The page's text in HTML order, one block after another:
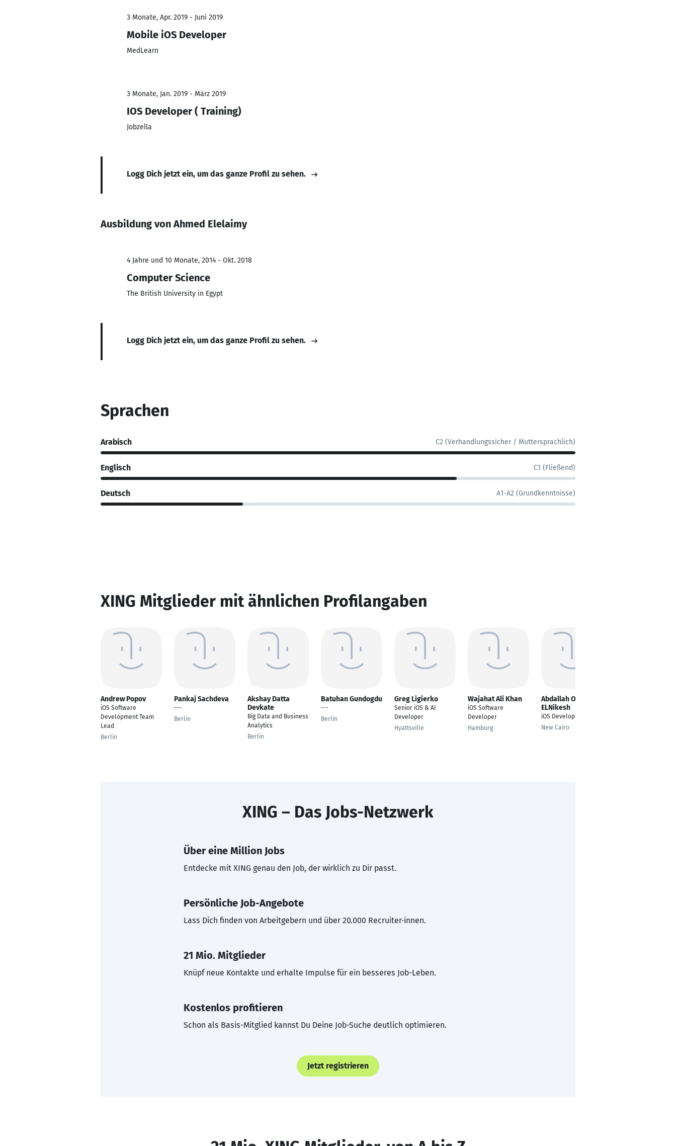
3 Monate, Apr. 2019 - Juni 2019
Mobile iOS Developer
MedLearn
3 Monate, Jan. 2019 - März 2019
IOS Developer ( Training)
Jobzella
Logg Dich jetzt ein, um das ganze Profil zu sehen.
Ausbildung von Ahmed Elelaimy
4 Jahre und 10 Monate, 2014 - Okt. 2018
Computer Science
The British University in Egypt
Logg Dich jetzt ein, um das ganze Profil zu sehen.
Sprachen
Arabisch C2 (Verhandlungssicher / Muttersprachlich)
Englisch C1 (Fließend)
Deutsch A1-A2 (Grundkenntnisse)
XING Mitglieder mit ähnlichen Profilangaben
Andrew Popov
iOS Software
Development Team
Lead
Berlin
Pankaj Sachdeva
---
Berlin
Akshay Datta
Devkate
Big Data and Business
Analytics
Berlin
Batuhan Gundogdu
---
Berlin
Greg Ligierko
Senior iOS & AI
Developer
Hyattsville
Wajahat Ali Khan
iOS Software
Developer
Hamburg
Abdallah Omar
ELNikesh
iOS Developer
New Cairo
XING – Das Jobs-Netzwerk
Über eine Million Jobs
Entdecke mit XING genau den Job, der wirklich zu Dir passt.
Persönliche Job-Angebote
Lass Dich finden von Arbeitgebern und über 20.000 Recruiter·innen.
21 Mio. Mitglieder
Knüpf neue Kontakte und erhalte Impulse für ein besseres Job-Leben.
Kostenlos profitieren
Schon als Basis-Mitglied kannst Du Deine Job-Suche deutlich optimieren.
Jetzt registrieren